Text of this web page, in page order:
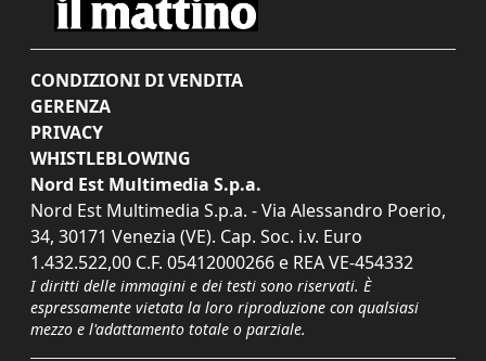
CONDIZIONI DI VENDITA
GERENZA
PRIVACY
WHISTLEBLOWING
Nord Est Multimedia S.p.a.
Nord Est Multimedia S.p.a. - Via Alessandro Poerio,
34, 30171 Venezia (VE). Cap. Soc. i.v. Euro
1.432.522,00 C.F. 05412000266 e REA VE-454332
I diritti delle immagini e dei testi sono riservati. È
espressamente vietata la loro riproduzione con qualsiasi
mezzo e l'adattamento totale o parziale.